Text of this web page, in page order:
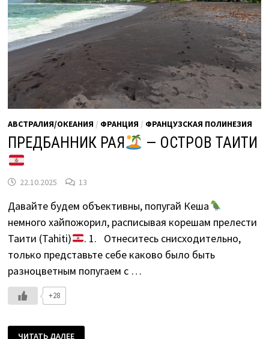
АВСТРАЛИЯ/ОКЕАНИЯ / ФРАНЦИЯ / ФРАНЦУЗСКАЯ ПОЛИНЕЗИЯ
ПРЕДБАННИК РАЯ — ОСТРОВ ТАИТИ
22.10.2025 13
Давайте будем объективны, попугай Кеша
немного хайпожорил, расписывая корешам прелести
Таити (Tahiti)
. 1. Отнеситесь снисходительно,
только представьте себе каково было быть
разноцветным попугаем с …
+28
ЧИТАТЬ ДАЛЕЕ